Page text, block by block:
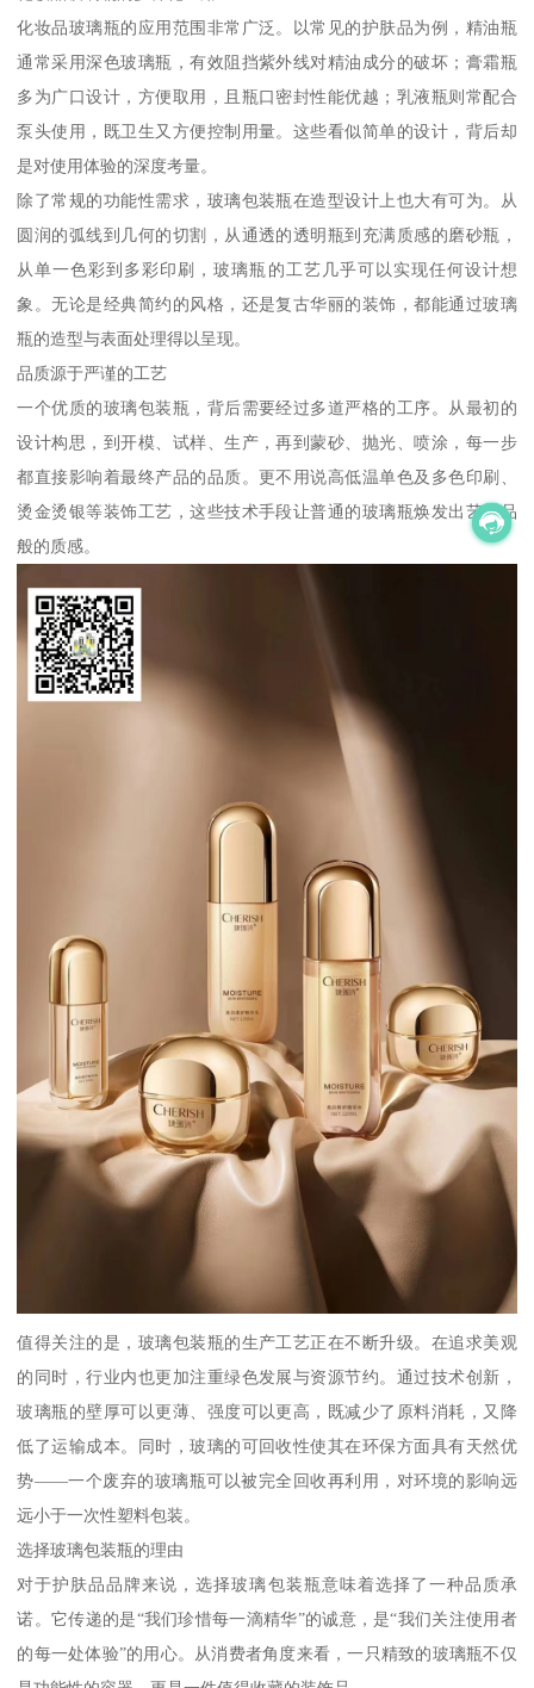
化妆品玻璃瓶的应用范围非常广泛。以常见的护肤品为例，精油瓶
通常采用深色玻璃瓶，有效阻挡紫外线对精油成分的破坏；膏霜瓶
多为广口设计，方便取用，且瓶口密封性能优越；乳液瓶则常配合
泵头使用，既卫生又方便控制用量。这些看似简单的设计，背后却
是对使用体验的深度考量。
除了常规的功能性需求，玻璃包装瓶在造型设计上也大有可为。从
圆润的弧线到几何的切割，从通透的透明瓶到充满质感的磨砂瓶，
从单一色彩到多彩印刷，玻璃瓶的工艺几乎可以实现任何设计想
象。无论是经典简约的风格，还是复古华丽的装饰，都能通过玻璃
瓶的造型与表面处理得以呈现。
品质源于严谨的工艺
一个优质的玻璃包装瓶，背后需要经过多道严格的工序。从最初的
设计构思，到开模、试样、生产，再到蒙砂、抛光、喷涂，每一步
都直接影响着最终产品的品质。更不用说高低温单色及多色印刷、
烫金烫银等装饰工艺，这些技术手段让普通的玻璃瓶焕发出艺术品
般的质感。
值得关注的是，玻璃包装瓶的生产工艺正在不断升级。在追求美观
的同时，行业内也更加注重绿色发展与资源节约。通过技术创新，
玻璃瓶的壁厚可以更薄、强度可以更高，既减少了原料消耗，又降
低了运输成本。同时，玻璃的可回收性使其在环保方面具有天然优
势——一个废弃的玻璃瓶可以被完全回收再利用，对环境的影响远
远小于一次性塑料包装。
选择玻璃包装瓶的理由
对于护肤品品牌来说，选择玻璃包装瓶意味着选择了一种品质承
诺。它传递的是“我们珍惜每一滴精华”的诚意，是“我们关注使用者
的每一处体验”的用心。从消费者角度来看，一只精致的玻璃瓶不仅